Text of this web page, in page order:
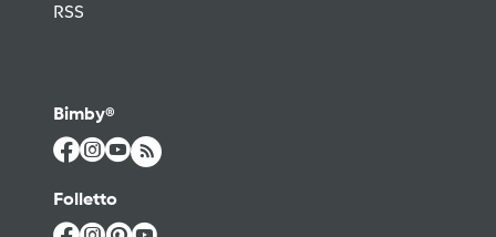
RSS
Bimby®
Folletto